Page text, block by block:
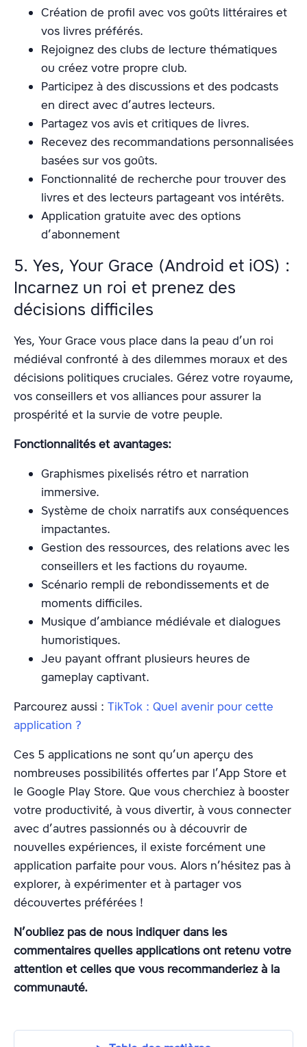
Création de profil avec vos goûts littéraires et
vos livres préférés.
Rejoignez des clubs de lecture thématiques
ou créez votre propre club.
Participez à des discussions et des podcasts
en direct avec d’autres lecteurs.
Partagez vos avis et critiques de livres.
Recevez des recommandations personnalisées
basées sur vos goûts.
Fonctionnalité de recherche pour trouver des
livres et des lecteurs partageant vos intérêts.
Application gratuite avec des options
d’abonnement
5. Yes, Your Grace (Android et iOS) :
Incarnez un roi et prenez des
décisions difficiles
Yes, Your Grace vous place dans la peau d’un roi
médiéval confronté à des dilemmes moraux et des
décisions politiques cruciales. Gérez votre royaume,
vos conseillers et vos alliances pour assurer la
prospérité et la survie de votre peuple.
Fonctionnalités et avantages:
Graphismes pixelisés rétro et narration
immersive.
Système de choix narratifs aux conséquences
impactantes.
Gestion des ressources, des relations avec les
conseillers et les factions du royaume.
Scénario rempli de rebondissements et de
moments difficiles.
Musique d’ambiance médiévale et dialogues
humoristiques.
Jeu payant offrant plusieurs heures de
gameplay captivant.
Parcourez aussi : TikTok : Quel avenir pour cette
application ?
Ces 5 applications ne sont qu’un aperçu des
nombreuses possibilités offertes par l’App Store et
le Google Play Store. Que vous cherchiez à booster
votre productivité, à vous divertir, à vous connecter
avec d’autres passionnés ou à découvrir de
nouvelles expériences, il existe forcément une
application parfaite pour vous. Alors n’hésitez pas à
explorer, à expérimenter et à partager vos
découvertes préférées !
N’oubliez pas de nous indiquer dans les
commentaires quelles applications ont retenu votre
attention et celles que vous recommanderiez à la
communauté.